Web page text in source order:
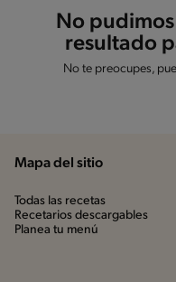
No
resultado
No te preocupes,
Mapa del sitio
Todas las recetas
Recetarios descargables
Planea tu menú